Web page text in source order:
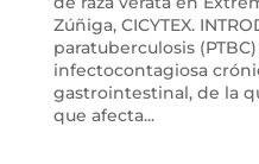
Zúñiga, CICYTEX.
paratuberculosis
infectocontagiosa
gastrointestinal, de la
que afecta...